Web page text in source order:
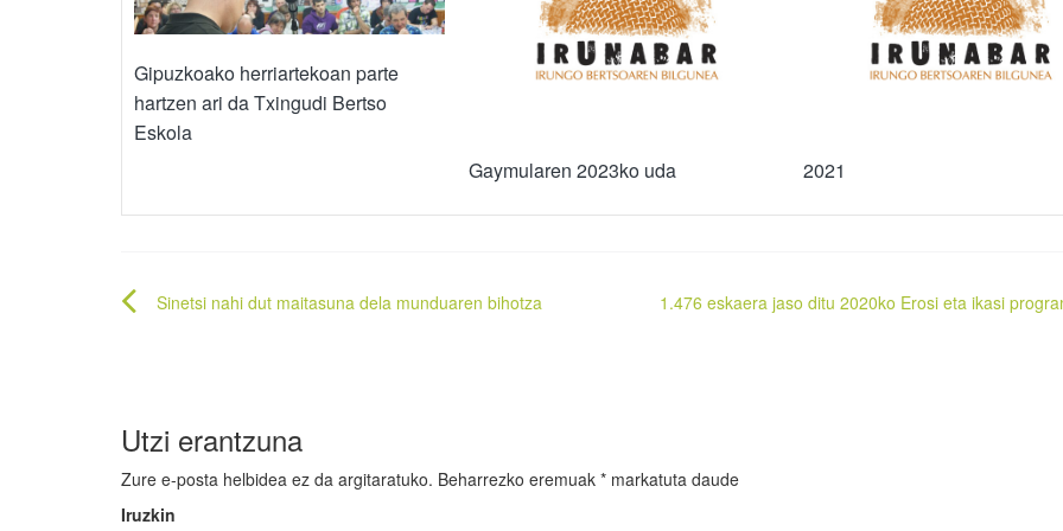
Gipuzkoako herriartekoan parte
hartzen ari da Txingudi Bertso
Eskola
Gaymularen 2023ko uda
2021
Bidalketetan
Sinetsi nahi dut maitasuna dela munduaren bihotza 1.476 eskaera jaso ditu 2020ko Erosi eta ikasi
Utzi erantzuna
Zure e-posta helbidea ez da argitaratuko. Beharrezko eremuak * markatuta daude
Iruzkin